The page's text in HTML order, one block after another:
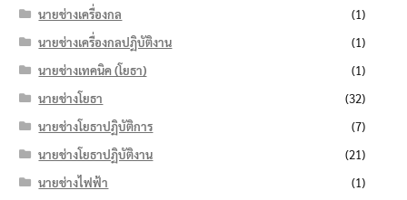
นายช่างเครื่องกล
(1)
นายช่างเครื่องกลปฏิบัติงาน
(1)
นายช่างเทคนิค (โยธา)
(1)
นายช่างโยธา
(32)
นายช่างโยธาปฏิบัติการ
(7)
นายช่างโยธาปฏิบัติงาน
(21)
นายช่างไฟฟ้า
(1)